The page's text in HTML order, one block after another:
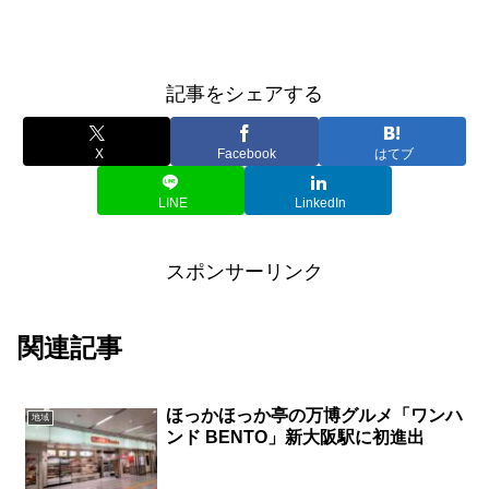
記事をシェアする
X Facebook はてブ
LINE LinkedIn
スポンサーリンク
関連記事
地域
ほっかほっか亭の万博グルメ「ワンハ
ンド BENTO」新大阪駅に初進出